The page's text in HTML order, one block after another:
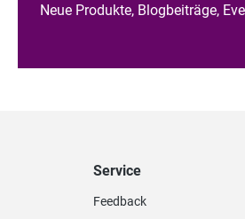
Neue Produkte, Blogbeiträge,
Service
Feedback